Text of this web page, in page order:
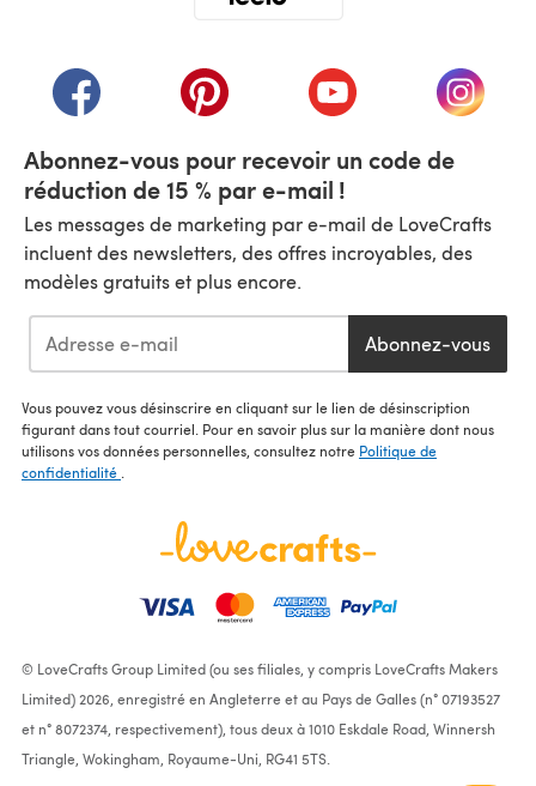
(s'ouvre dans un nouvel onglet)
(s'ouvre dans un nouvel onglet)
(s'ouvre dans un(s'ouvre
Abonnez-vous pour recevoir un code de
réduction de 15 % par e-mail !
Les messages de marketing par e-mail de LoveCrafts
incluent des newsletters, des offres incroyables, des
modèles gratuits et plus encore.
Abonnez-vous
Vous pouvez vous désinscrire en cliquant sur le lien de désinscription
figurant dans tout courriel. Pour en savoir plus sur la manière dont nous
utilisons vos données personnelles, consultez notre Politique de
confidentialité
© LoveCrafts Group Limited (ou ses filiales, y compris LoveCrafts Makers
Limited) 2026, enregistré en Angleterre et au Pays de Galles (n° 07193527
et n° 8072374, respectivement), tous deux à 1010 Eskdale Road, Winnersh
Triangle, Wokingham, Royaume-Uni, RG41 5TS.